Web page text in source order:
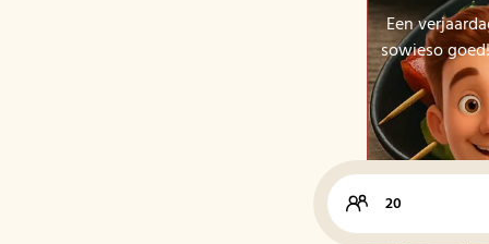
Een
sowieso